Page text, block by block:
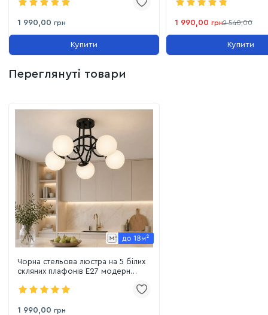
1 990,00 грн
Купити
1 990,00 грн2 540,00
Купити
Переглянуті товари
Чорна стельова люстра на 5 білих
скляних плафонів E27 модерн
1 990,00 грн